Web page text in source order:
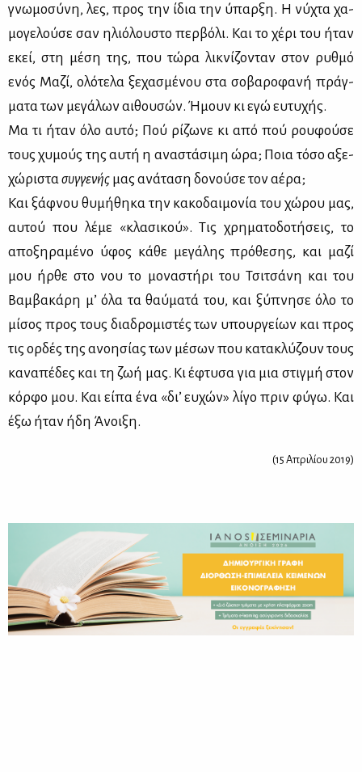
γνω­μο­σύ­νη, λες, προς την ίδια την ύπαρ­ξη. Η νύ­χτα χα­
μο­γε­λού­σε σαν ηλιό­λου­στο περ­βό­λι. Και το χέ­ρι του ήταν
εκεί, στη μέ­ση της, που τώ­ρα λι­κνί­ζο­νταν στον ρυθ­μό
ενός Μα­ζί, ολό­τε­λα ξε­χα­σμέ­νου στα σο­βα­ρο­φα­νή πράγ­
μα­τα των με­γά­λων αι­θου­σών. Ήμουν κι εγώ ευ­τυ­χής.
Μα τι ήταν όλο αυ­τό; Πού ρί­ζω­νε κι από πού ρου­φού­σε
τους χυ­μούς της αυ­τή η ανα­στά­σι­μη ώρα; Ποια τό­σο αξε­
χώ­ρι­στα συγ­γε­νής μας ανά­τα­ση δο­νού­σε τον αέ­ρα;
Και ξάφ­νου θυ­μή­θη­κα την κα­κο­δαι­μο­νία του χώ­ρου μας,
αυ­τού που λέ­με «κλα­σι­κού». Τις χρη­μα­το­δο­τή­σεις, το
απο­ξη­ρα­μέ­νο ύφος κά­θε με­γά­λης πρό­θε­σης, και μα­ζί
μου ήρ­θε στο νου το μο­να­στή­ρι του Τσι­τσά­νη και του
Βαμ­βα­κά­ρη μ’ όλα τα θαύ­μα­τά του, και ξύ­πνη­σε όλο το
μί­σος προς τους δια­δρο­μι­στές των υπουρ­γεί­ων και προς
τις ορ­δές της ανοη­σί­ας των μέ­σων που κα­τα­κλύ­ζουν τους
κα­να­πέ­δες και τη ζωή μας. Κι έφτυ­σα για μια στιγ­μή στον
κόρ­φο μου. Και εί­πα ένα «δι’ ευ­χών» λί­γο πριν φύ­γω. Και
έξω ήταν ήδη Άνοι­ξη.
(15 Απρι­λί­ου 2019)